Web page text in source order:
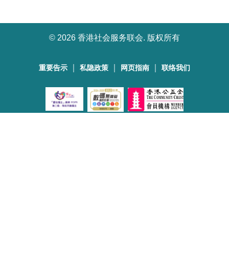
© 2026 香港社会服务联会. 版权所有
重要告示 私隐政策 网页指南 联络我们